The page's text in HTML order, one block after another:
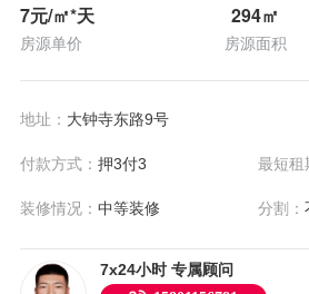
7元/㎡*天
房源单价
294㎡
房源面积
地址： 大钟寺东路9号
付款方式： 押3付3 最短租
装修情况： 中等装修 分割：
7x24小时 专属顾问